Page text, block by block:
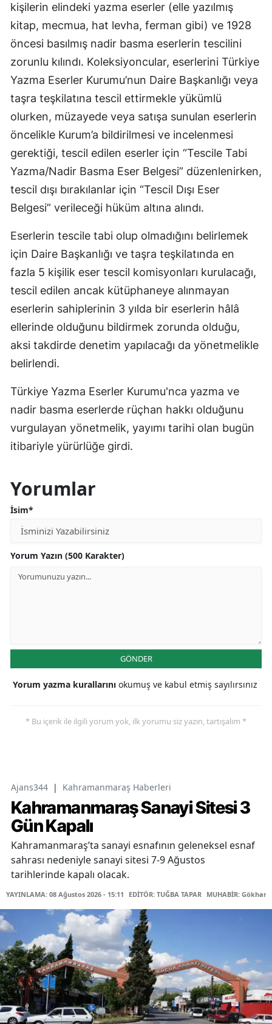
kişilerin elindeki yazma eserler (elle yazılmış
kitap, mecmua, hat levha, ferman gibi) ve 1928
öncesi basılmış nadir basma eserlerin tescilini
zorunlu kılındı. Koleksiyoncular, eserlerini Türkiye
Yazma Eserler Kurumu’nun Daire Başkanlığı veya
taşra teşkilatına tescil ettirmekle yükümlü
olurken, müzayede veya satışa sunulan eserlerin
öncelikle Kurum’a bildirilmesi ve incelenmesi
gerektiği, tescil edilen eserler için “Tescile Tabi
Yazma/Nadir Basma Eser Belgesi” düzenlenirken,
tescil dışı bırakılanlar için “Tescil Dışı Eser
Belgesi” verileceği hüküm altına alındı.
Eserlerin tescile tabi olup olmadığını belirlemek
için Daire Başkanlığı ve taşra teşkilatında en
fazla 5 kişilik eser tescil komisyonları kurulacağı,
tescil edilen ancak kütüphaneye alınmayan
eserlerin sahiplerinin 3 yılda bir eserlerin hâlâ
ellerinde olduğunu bildirmek zorunda olduğu,
aksi takdirde denetim yapılacağı da yönetmelikle
belirlendi.
Türkiye Yazma Eserler Kurumu'nca yazma ve
nadir basma eserlerde rüçhan hakkı olduğunu
vurgulayan yönetmelik, yayımı tarihi olan bugün
itibariyle yürürlüğe girdi.
Yorumlar
İsim*
Yorum Yazın (500 Karakter)
GÖNDER
Yorum yazma kurallarını okumuş ve kabul etmiş sayılırsınız
* Bu içerik ile ilgili yorum yok, ilk yorumu siz yazın, tartışalım *
Ajans344 | Kahramanmaraş Haberleri
Kahramanmaraş Sanayi Sitesi 3
Gün Kapalı
Kahramanmaraş’ta sanayi esnafının geleneksel esnaf
sahrası nedeniyle sanayi sitesi 7-9 Ağustos
tarihlerinde kapalı olacak.
YAYINLAMA: 08 Ağustos 2026 - 15:11 EDİTÖR: TUĞBA TAPAR MUHABİR: Gökhan